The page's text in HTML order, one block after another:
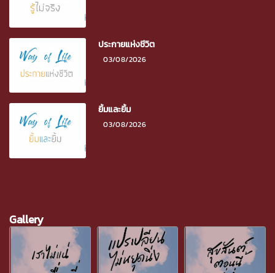
ประกายแห่งชีวิต
03/08/2026
ยิ้มและยิ้ม
03/08/2026
Gallery